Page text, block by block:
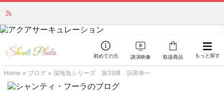
初めての方 講演映像 取扱商品 もっと探す
Home » ブログ » 深海魚シリーズ 第33弾 浜田幸一